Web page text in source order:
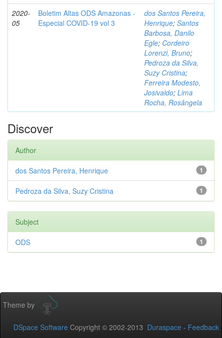
2020-
05
Boletim Altas ODS Amazonas -
Especial COVID-19 vol 3
dos Santos Pereira,
Henrique; Santos
Barbosa, Danilo
Egle; Cordeiro
Lorenzi, Bruno;
Pedroza da Silva,
Suzy Cristina;
Ferreira Modesto,
Josivaldo; Lima
Rocha, Rosângela
Discover
Author
1
dos Santos Pereira, Henrique
1
Pedroza da Silva, Suzy Cristina
Subject
1
ODS
Theme by
DSpace Software Copyright © 2002-2013 Duraspace - Feedback